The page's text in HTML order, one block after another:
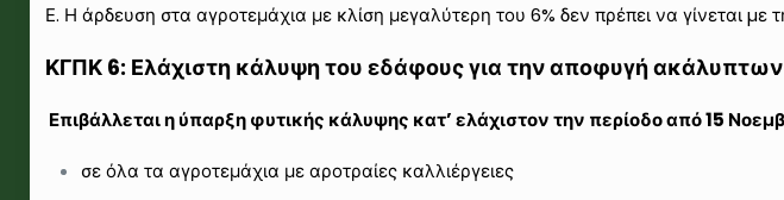
Ε. Η άρδευση στα αγροτεμάχια με κλίση μεγαλύτερη του 6% δεν πρέπει να γίνεται
ΚΓΠΚ 6: Ελάχιστη κάλυψη του εδάφους για την αποφυγή ακάλυπτων
Επιβάλλεται η ύπαρξη φυτικής κάλυψης κατ’ ελάχιστον την περίοδο από 15
σε όλα τα αγροτεμάχια με αροτραίες καλλιέργειες